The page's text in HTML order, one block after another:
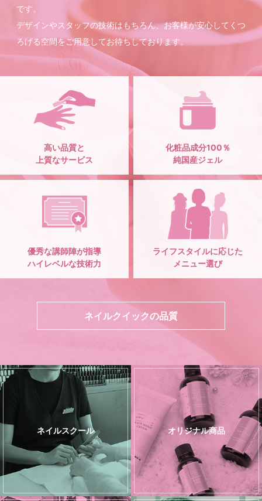
です。
デザインやスタッフの技術はもちろん、お客様が安心してくつ
ろげる空間をご用意してお待ちしております。
高い品質と
上質なサービス
化粧品成分100％
純国産ジェル
優秀な講師陣が指導
ハイレベルな技術力
ライフスタイルに応じた
メニュー選び
ネイルクイックの品質
ネイルスクール オリジナル商品